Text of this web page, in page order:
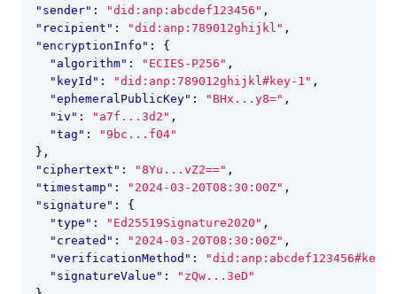
"sender" : "did:anp:abcdef123456" ,
"recipient" : "did:anp:789012ghijkl" ,
"encryptionInfo" :
{
"algorithm" : "ECIES-P256" ,
"keyId" : "did:anp:789012ghijkl#key-1" ,
"ephemeralPublicKey" : "BHx...y8=" ,
"iv" : "a7f...3d2" ,
"tag" :
"9bc...f04"
},
"ciphertext" : "8Yu...vZ2==" ,
"timestamp" : "2024-03-20T08:30:00Z" ,
"signature" :
{
"type" : "Ed25519Signature2020" ,
"created" : "2024-03-20T08:30:00Z" ,
"verificationMethod" :
"did:anp:abcdef123456#key-
"signatureValue" :
"zQw...3eD"